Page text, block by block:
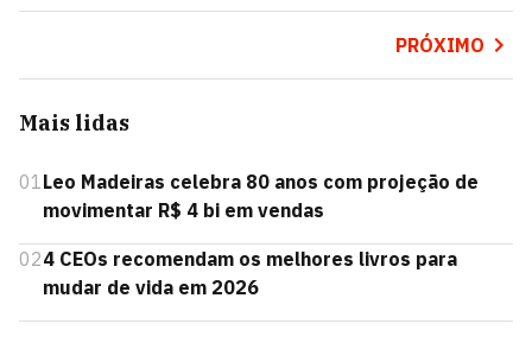
PRÓXIMO
Mais lidas
01Leo Madeiras celebra 80 anos com projeção de
movimentar R$ 4 bi em vendas
024 CEOs recomendam os melhores livros para
mudar de vida em 2026